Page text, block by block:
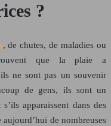
?
, de chutes, de maladies ou
que la plaie a
ne sont pas un souvenir
de gens, ils sont un
apparaissent dans des
de nombreuses